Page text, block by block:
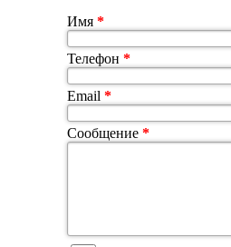
Имя *
Телефон *
Email *
Сообщение *